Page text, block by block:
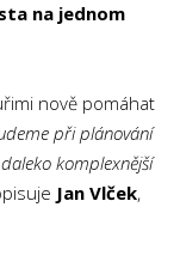
na jednom
nově pomáhat
při plánování
komplexnější
Jan Vlček,